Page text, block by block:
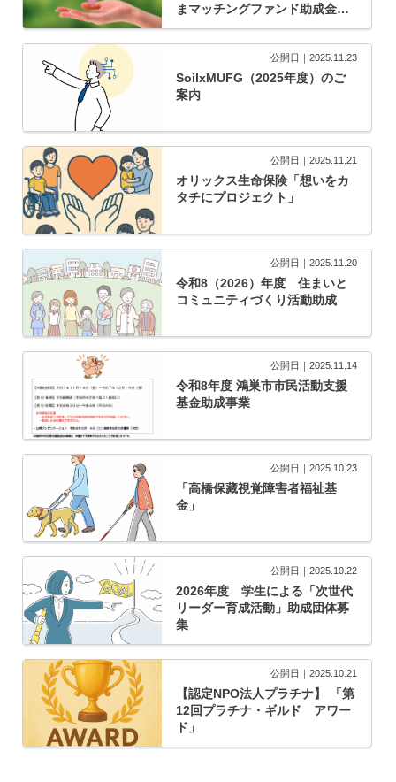
まマッチングファンド助成金一
般助成事業
公開日｜2025.11.23
SoilxMUFG（2025年度）のご
案内
公開日｜2025.11.21
オリックス生命保険「想いをカ
タチにプロジェクト」
公開日｜2025.11.20
令和8（2026）年度 住まいと
コミュニティづくり活動助成
公開日｜2025.11.14
令和8年度 鴻巣市市民活動支援
基金助成事業
公開日｜2025.10.23
「高橋保藏視覚障害者福祉基
金」
公開日｜2025.10.22
2026年度 学生による「次世代
リーダー育成活動」助成団体募
集
公開日｜2025.10.21
【認定NPO法人プラチナ】 「第
12回プラチナ・ギルド アワー
ド」